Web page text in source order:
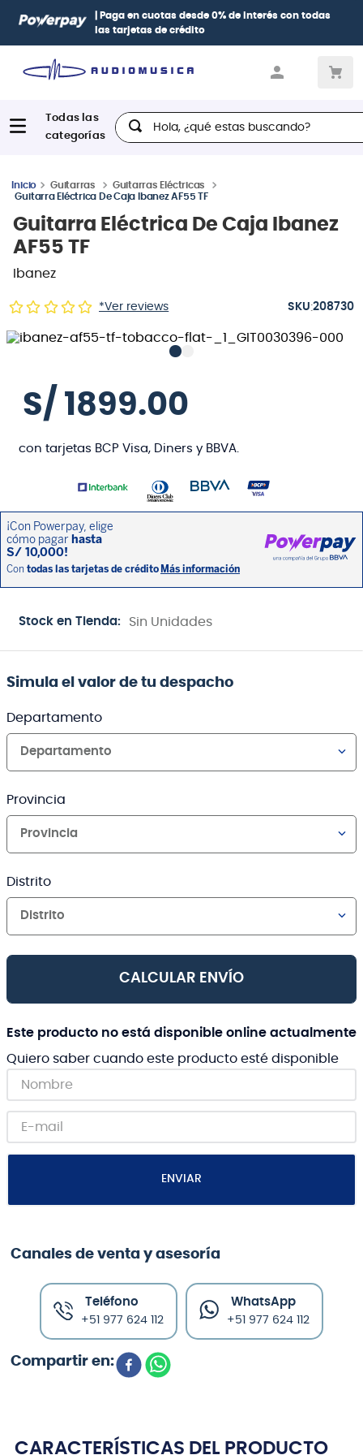
| Paga en cuotas desde 0% de interés con todas
las tarjetas de crédito
Hola, ¿qué estas buscando?
Guitarras
Guitarras Eléctricas
Guitarra Eléctrica De Caja Ibanez AF55 TF
Guitarra Eléctrica De Caja Ibanez
AF55 TF
Ibanez
*Ver reviews :208730
S/ 1899.00
con tarjetas BCP Visa, Diners y BBVA.
Stock en Tienda: Sin Unidades
Simula el valor de tu despacho
Departamento
Departamento
Provincia
Provincia
Distrito
Distrito
CALCULAR ENVÍO
Este producto no está disponible online actualmente
Quiero saber cuando este producto esté disponible
ENVIAR
Canales de venta y asesoría
Teléfono
+51 977 624 112
WhatsApp
+51 977 624 112
CARACTERÍSTICAS DEL PRODUCTO